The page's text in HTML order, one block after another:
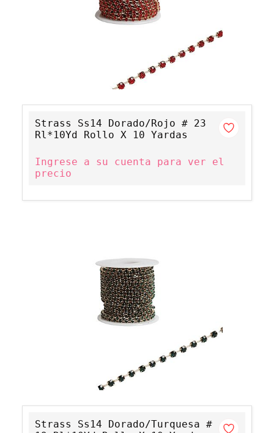
Strass Ss14 Dorado/Rojo # 23
Rl*10Yd Rollo X 10 Yardas
Ingrese a su cuenta para ver el
precio
Strass Ss14 Dorado/Turquesa #